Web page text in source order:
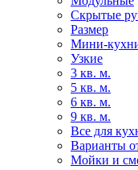
Скрытые
Размер
Мини-
Узкие
3 кв. м.
5 кв. м.
6 кв. м.
9 кв. м.
Все для
Варианты
Мойки и